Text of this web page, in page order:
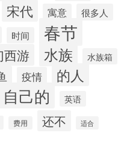
宋代 寓意 很多人
时间 春节
西游 水族 水族箱
疫情 的人
自己的 英语
费用 还不 适合